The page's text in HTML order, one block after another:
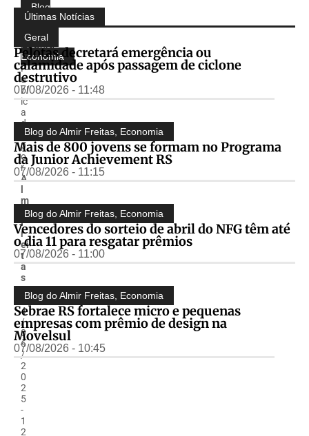
Compartilhe:
Blog
do
Almir
Freitas
Economia
P
u
bl
ic
a
d
o
p
o
r
A
l
m
ir
F
r
ei
t
a
s
-
2
4
/
0
6
/
2
0
2
5
-
1
2
Últimas Notícias
Geral
Pelotas decretará emergência ou
calamidade após passagem de ciclone
destrutivo
07/08/2026 - 11:48
Blog do Almir Freitas Economia
Mais de 800 jovens se formam no Programa
da Junior Achievement RS
07/08/2026 - 11:15
Blog do Almir Freitas Economia
Vencedores do sorteio de abril do NFG têm até
o dia 11 para resgatar prêmios
07/08/2026 - 11:00
Blog do Almir Freitas Economia
Sebrae RS fortalece micro e pequenas
empresas com prêmio de design na
Movelsul
07/08/2026 - 10:45